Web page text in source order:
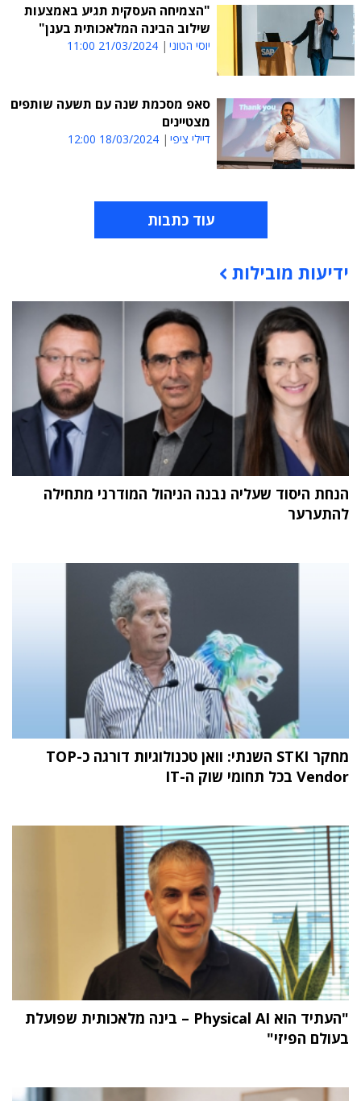
"הצמיחה העסקית תגיע באמצעות
שילוב הבינה המלאכותית בענן"
יוסי הטוני 21/03/2024 11:00
סאפ מסכמת שנה עם תשעה שותפים
מצטיינים
דיילי ציפי 18/03/2024 12:00
עוד כתבות
תוכן פרסומי
ידיעות מובילות
הנחת היסוד שעליה נבנה הניהול המודרני מתחילה
להתערער
מחקר STKI השנתי: וואן טכנולוגיות דורגה כ-TOP
Vendor בכל תחומי שוק ה-IT
"העתיד הוא Physical AI – בינה מלאכותית שפועלת
בעולם הפיזי"